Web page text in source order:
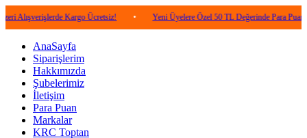
Kargo Ücretsiz! • Yeni Üyelere Özel 50 TL Değerinde Para Puan! •
AnaSayfa
Siparişlerim
Hakkımızda
Şubelerimiz
İletişim
Para Puan
Markalar
KRC Toptan